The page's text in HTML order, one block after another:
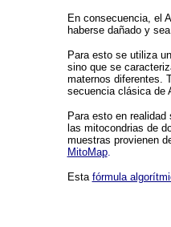
En consecuencia, el
haberse dañado y
Para esto se utiliza
sino que se
maternos diferentes.
secuencia clásica de
Para esto en
las mitocondrias de
muestras provienen
MitoMap.
Esta fórmula